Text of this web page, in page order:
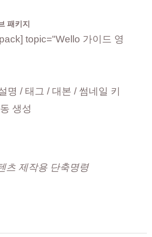
패키지
topic="Wello 가이드 영
명 / 태그 / 대본 / 썸네일 키
생성
츠 제작용 단축명령